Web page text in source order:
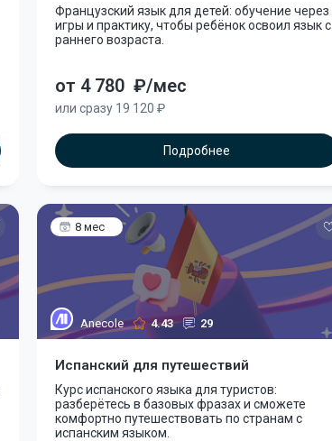
Французский язык для детей: обучение через
игры и практику, чтобы ребёнок освоил язык с
раннего возраста.
от 4 780 ₽/мес
или сразу 19 120 ₽
Подробнее
8 мес
Anecole 4.43 29
Испанский для путешествий
Курс испанского языка для туристов:
разберётесь в базовых фразах и сможете
комфортно путешествовать по странам с
испанским языком.